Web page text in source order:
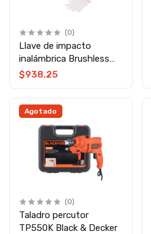
(0)
Llave de impacto
inalámbrica Brushless
20 V + accesorios 3799
$938.25
Agotado
(0)
Taladro percutor
TP550K Black & Decker